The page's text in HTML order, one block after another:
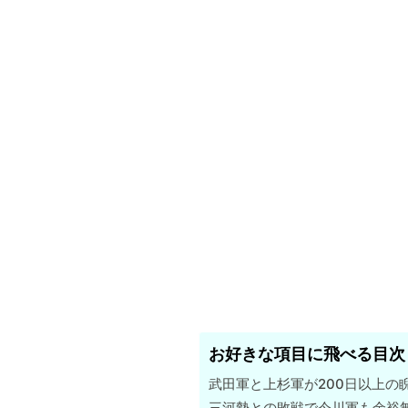
お好きな項目に飛べる目次
武田軍と上杉軍が200日以上の